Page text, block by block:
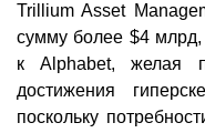
Trillium Asset
сумму более $4 млрд,
к Alphabet, желая
достижения
поскольку